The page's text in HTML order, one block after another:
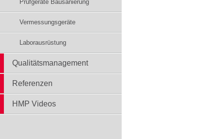
Prüfgeräte Bausanierung
Vermessungsgeräte
Laborausrüstung
Qualitätsmanagement
Referenzen
HMP Videos